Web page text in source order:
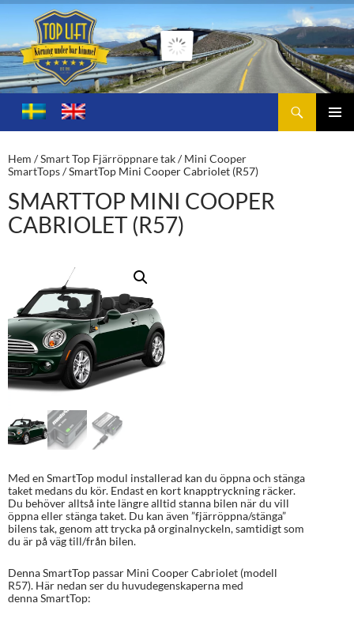
Toplift.se – för körning under bar himmel
HOPPA
TILL
Hem /Smart Top Fjärröppnare tak/Mini Cooper
SmartTops/ SmartTop Mini Cooper Cabriolet (R57)
SMARTTOP MINI COOPER
CABRIOLET (R57)
Med en SmartTop modul installerad kan du öppna och stänga
taket medans du kör. Endast en kort knapptryckning räcker.
Du behöver alltså inte längre alltid stanna bilen när du vill
öppna eller stänga taket. Du kan även ”fjärröppna/stänga”
bilens tak, genom att trycka på orginalnyckeln, samtidigt som
du är på väg till/från bilen.
Denna SmartTop passar Mini Cooper Cabriolet (modell
R57). Här nedan ser du huvudegenskaperna med
denna SmartTop: